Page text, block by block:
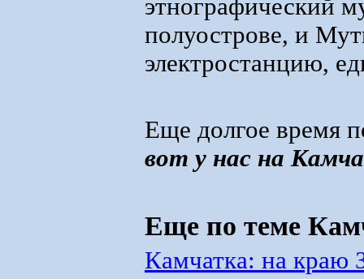
этнографический
полуострове, и
электростанцию,
Еще долгое время
вот у нас на
Еще по теме
Камчатка: на краю